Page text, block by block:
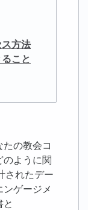
方法
こと
の教会コ
のように関
されたデー
ゲージメ
と